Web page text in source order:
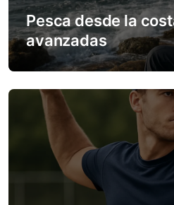
a
t
i
o
Pesca desde la
avanzadas